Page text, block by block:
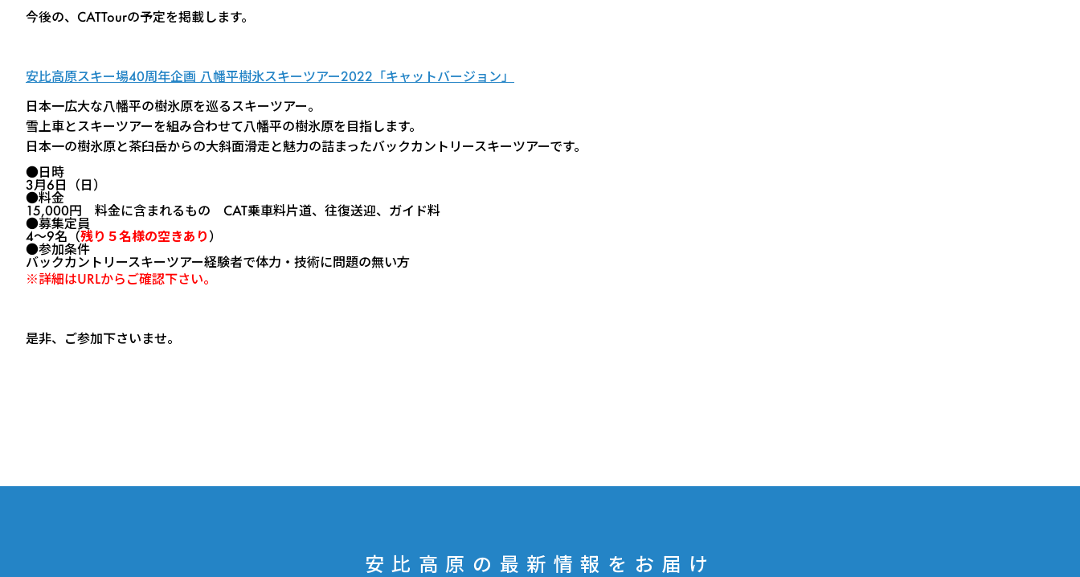
今後の、CATTourの予定を掲載します。
安比高原スキー場40周年企画 八幡平樹氷スキーツアー2022「キャットバージョン」
日本一広大な八幡平の樹氷原を巡るスキーツアー。
雪上車とスキーツアーを組み合わせて八幡平の樹氷原を目指します。
日本一の樹氷原と茶臼岳からの大斜面滑走と魅力の詰まったバックカントリースキーツアーです。
●日時
3月6日（日）
●料金
15,000円 料金に含まれるもの CAT乗車料片道、往復送迎、ガイド料
●募集定員
4～9名（残り５名様の空きあり）
●参加条件
バックカントリースキーツアー経験者で体力・技術に問題の無い方
※詳細はURLからご確認下さい。
是非、ご参加下さいませ。
安比高原の最新情報をお届け